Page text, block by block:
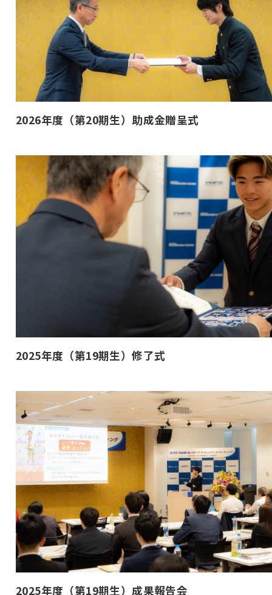
2026年度（第20期生）助成金贈呈式
2025年度（第19期生）修了式
2025年度（第19期生）成果報告会